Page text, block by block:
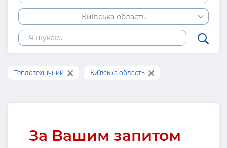
Київська область
Теплотехнічний Київська область
За Вашим запитом